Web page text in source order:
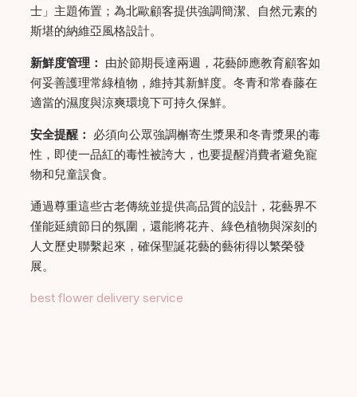
士」主題佈置；為北歐顧客提供強調簡潔、自然元素的
斯堪的納維亞風格設計。
新鮮度管理： 由於節期長達兩週，花藝師應教育顧客如
何妥善護理常綠植物，維持其新鮮度。冬青和常春藤在
適當的濕度與涼爽環境下可持久保鮮。
安全提醒： 必須向公眾強調槲寄生漿果和冬青漿果的毒
性，即使一品紅的毒性被誇大，也要提醒消費者避免寵
物和兒童誤食。
通過尊重這些古老傳統並提供高品質的設計，花藝界不
僅能延續節日的氛圍，還能將花卉、綠色植物與深刻的
人文歷史聯繫起來，確保聖誕花藝的藝術得以繁榮發
展。
best flower delivery service